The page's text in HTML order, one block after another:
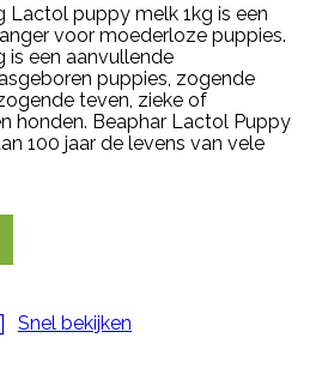
Lactol puppy melk 1kg is een
voor moederloze puppies.
is een aanvullende
puppies, zogende
teven, zieke of
honden. Beaphar Lactol Puppy
100 jaar de levens van vele
Snel bekijken